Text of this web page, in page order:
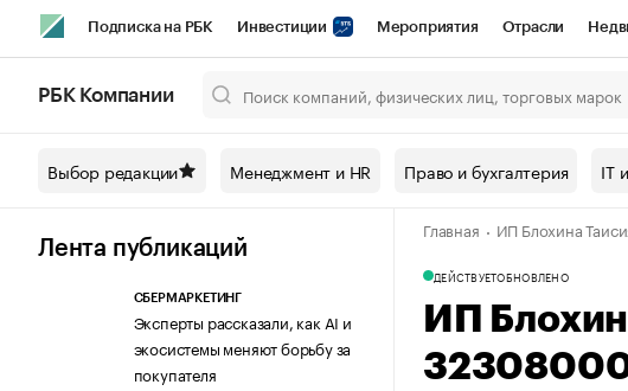
Подписка на РБК Инвестиции Мероприятия Отрасли
Спецпроекты СПб Конференции СПб Спецпроекты Проверка
Технологии и медиа Рынок наличной валюты
РБК Компании
Выбор редакции Менеджмент и HR Право и бухгалтерия IT
Лента публикаций
СБЕРМАРКЕТИНГ
Эксперты рассказали, как AI и
экосистемы меняют борьбу за
покупателя
Главная ИП Блохина
ДЕЙСТВУЕТОБНОВЛЕНО
ИП